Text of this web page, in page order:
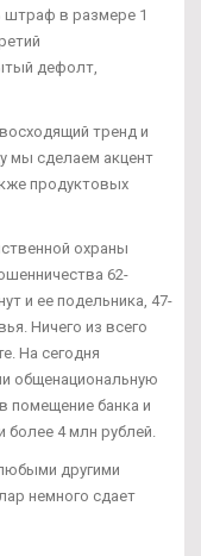
штраф в размере 1
дефолт,
тренд и
мы сделаем акцент
продуктовых
охраны
62-
и ее подельника, 47-
Ничего из всего
На сегодня
общенациональную
помещение банка и
более 4 млн рублей.
другими
немного сдает